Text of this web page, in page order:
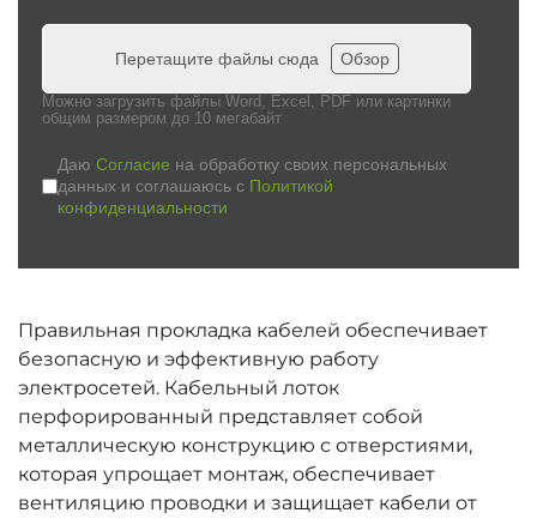
Перетащите файлы сюда Обзор
Можно загрузить файлы Word, Excel, PDF или картинки
общим размером до 10 мегабайт
Даю Согласие на обработку своих персональных
данных и соглашаюсь с Политикой
конфиденциальности
Правильная прокладка кабелей обеспечивает
безопасную и эффективную работу
электросетей. Кабельный лоток
перфорированный представляет собой
металлическую конструкцию с отверстиями,
которая упрощает монтаж, обеспечивает
вентиляцию проводки и защищает кабели от